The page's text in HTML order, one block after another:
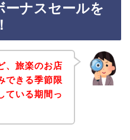
ーナスセールを
、旅楽のお店
できる季節限
ている期間っ